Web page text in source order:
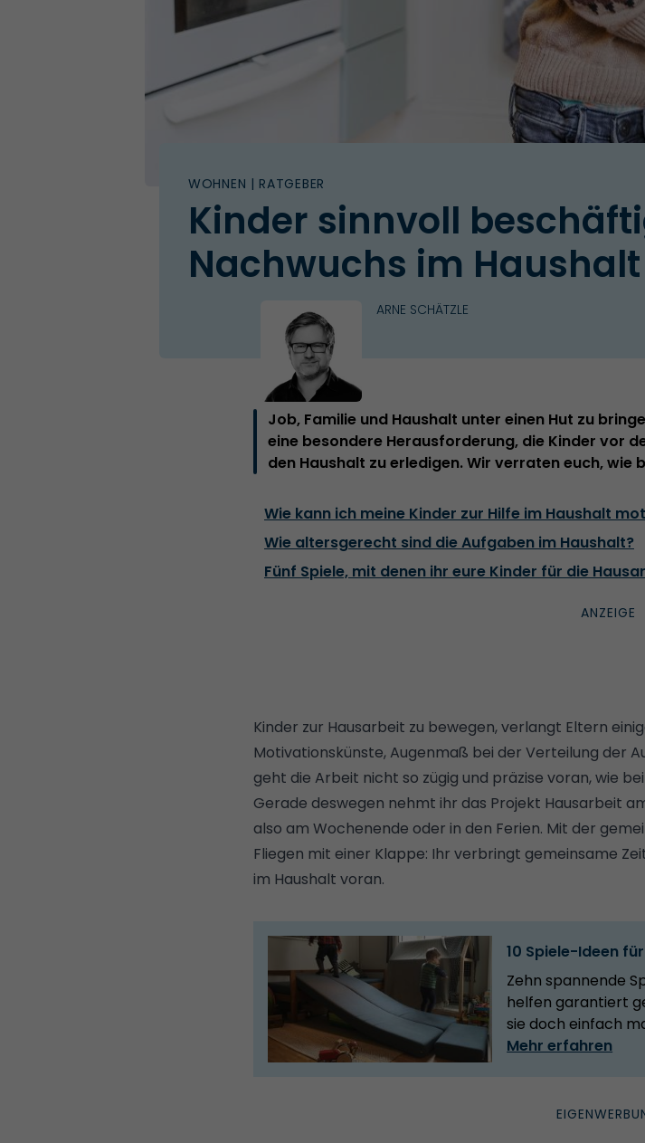
WOHNEN | RATGEBER
Kinder sinnvoll
Nachwuchs im
ARNE SCHÄTZLE
Job, Familie und Haushalt unter einen Hut zu
eine besondere Herausforderung, die Kinder vor
den Haushalt zu erledigen. Wir verraten euch, wie
Wie kann ich meine Kinder zur Hilfe im Haushalt
Wie altersgerecht sind die Aufgaben im Haushalt?
Fünf Spiele, mit denen ihr eure Kinder für die
Kinder zur Hausarbeit zu bewegen, verlangt Eltern
Motivationskünste, Augenmaß bei der Verteilung der
geht die Arbeit nicht so zügig und präzise voran, wie
Gerade deswegen nehmt ihr das Projekt Hausarbeit
also am Wochenende oder in den Ferien. Mit der
Fliegen mit einer Klappe: Ihr verbringt gemeinsame
im Haushalt voran.
10 Spiele-Ideen
Zehn spannende
helfen garantiert
sie doch einfach
Mehr erfahren